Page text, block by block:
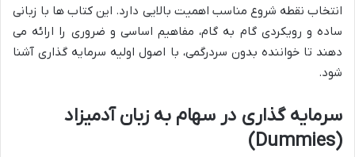
انتخاب نقطه شروع مناسب اهمیت بالایی دارد. این کتاب ها با زبانی
ساده و رویکردی گام به گام، مفاهیم اساسی و ضروری را ارائه می
دهند تا خواننده بدون سردرگمی، با اصول اولیه سرمایه گذاری آشنا
شود.
سرمایه گذاری در سهام به زبان آدمیزاد
(Dummies)